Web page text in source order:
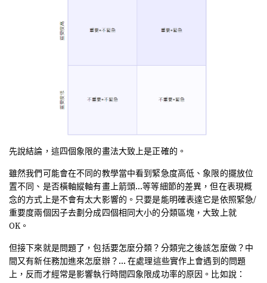
先說結論，這四個象限的畫法大致上是正確的。
雖然我們可能會在不同的教學當中看到緊急度高低、象限的擺放位
置不同、是否橫軸縱軸有畫上箭頭…等等細節的差異，但在表現概
念的方式上是不會有太大影響的。只要是能明確表達它是依照緊急/
重要度兩個因子去劃分成四個相同大小的分類區塊，大致上就
OK。
但接下來就是問題了，包括要怎麼分類？分類完之後該怎麼做？中
間又有新任務加進來怎麼辦？… 在處理這些實作上會遇到的問題
上，反而才經常是影響執行時間四象限成功率的原因。比如說：